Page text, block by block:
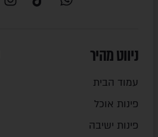
ניווט מהיר
עמוד הבית
פינות אוכל
פינות ישיבה